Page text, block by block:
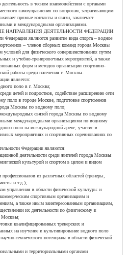
в тесном взаимодействии с органами
самоуправления по вопросам, затрагивающим
прямые контакты и связи, заключает
и международными организациями.
НАПРАВЛЕНИЯ ДЕЯТЕЛЬНОСТИ ФЕДЕРАЦИИ
Федерации являются развитие вида спорта – водное
– членов сборных команд города Москвы
условий для физического совершенствования путем
и учебно-тренировочных мероприятий, а также
форм и методов организации спортивно-
работы среди населения г. Москвы.
является:
поло в г. Москва;
детей и подростков, содействие расширению сети
в городе Москве, подготовке спортсменов
Москвы по водному поло;
связей города Москвы по водному
международными организациями по водному
поло на международной арене, участие в
мероприятиях и спортивных соревнованиях по
Федерации являются:
деятельности среди жителей города Москвы
культурой и спортом в целом и видом
из различных областей (тренеры,
и т.д.);
управления в области физической культуры и
спортивным организациям и
а также иным заинтересованным организациям,
их деятельности по физическому и
Москвы;
квалифицированных тренерских и
на изучение и культивирование водного поло
технического потенциала в области физической
и территориальными органами